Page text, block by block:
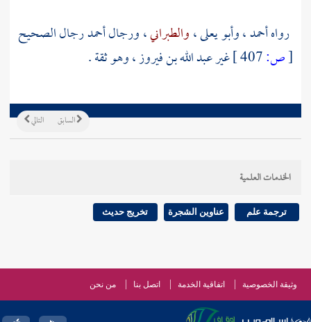
رواهأحمد،وأبو يعلى،والطبراني، ورجالأحمدرجال الصحيح
[ص: غيرعبد الله بن فيروز، وهو ثقة .
التالي السابق
الخدمات العلمية
ترجمة علم عناوين الشجرة تخريج حديث
وثيقة الخصوصية اتفاقية الخدمة اتصل بنا من نحن